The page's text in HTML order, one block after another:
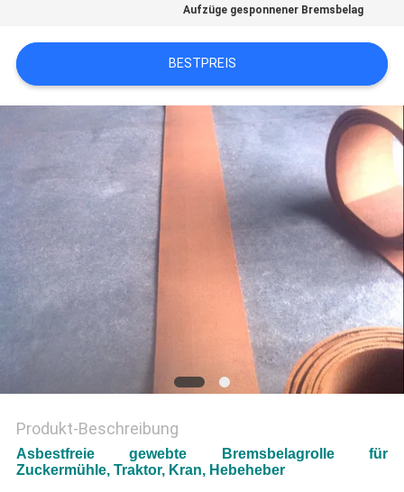
SITEMAP
PRIVACY
POLICY
Aufzüge gesponnener Bremsbelag
BESTPREIS
Produkt-Beschreibung
Asbestfreie gewebte Bremsbelagrolle für
Zuckermühle, Traktor, Kran, Hebeheber